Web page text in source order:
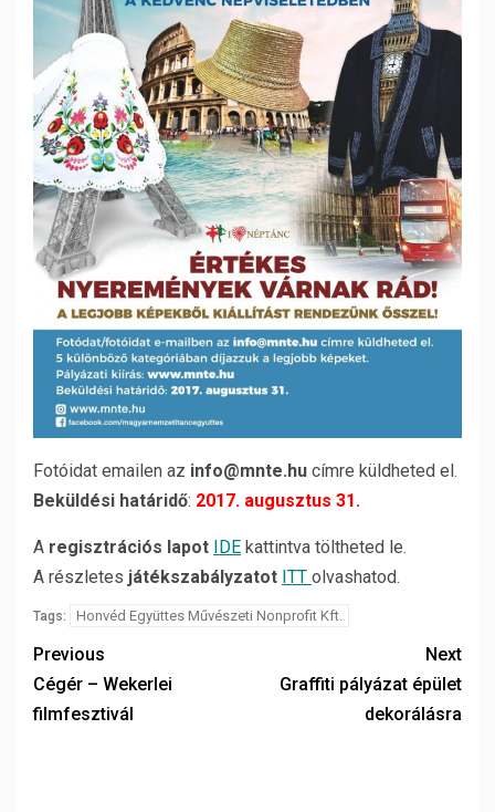
Fotóidat emailen az info@mnte.hu címre küldheted el.
Beküldési határidő: 2017. augusztus 31.
A regisztrációs lapot IDE kattintva töltheted le.
A részletes játékszabályzatot ITT olvashatod.
Tags: Honvéd Együttes Művészeti Nonprofit Kft.
Previous
Cégér – Wekerlei
filmfesztivál
Next
Graffiti pályázat épület
dekorálásra